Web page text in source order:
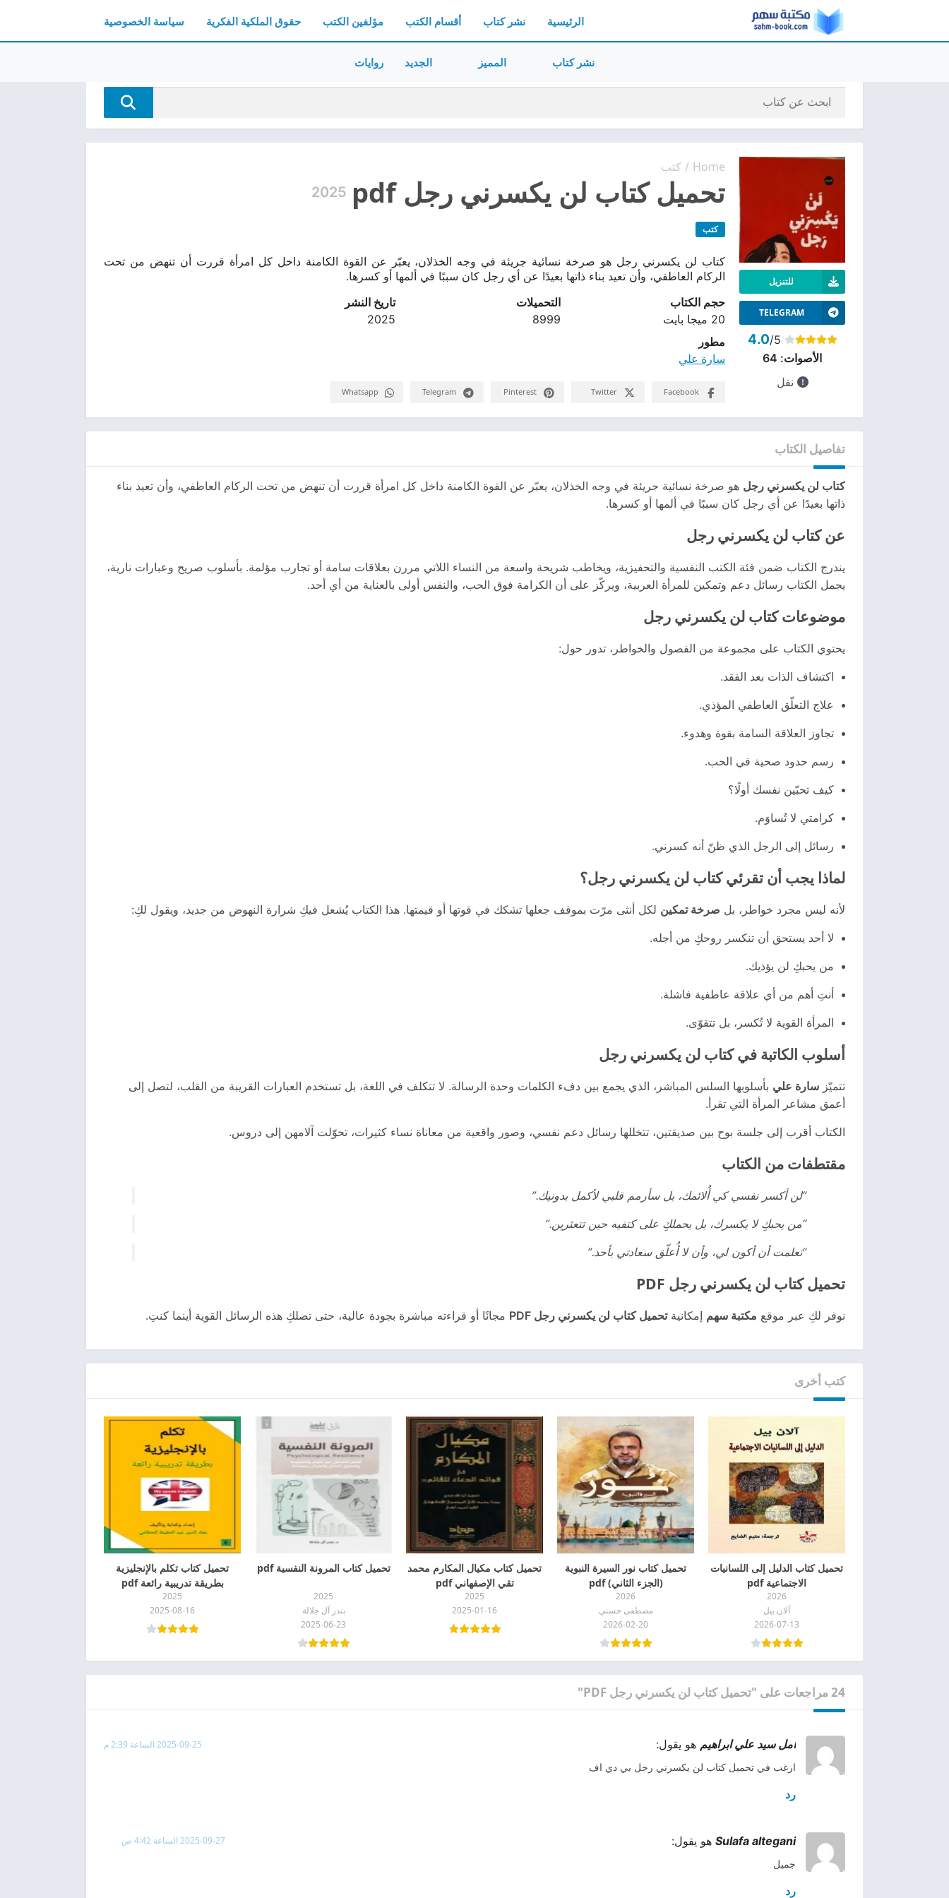
الرئيسية نشر كتاب أقسام الكتب مؤلفين الكتب حقوق الملكية الفكرية سياسة الخصوصية
نشر كتاب المميز الجديد روايات
Home
/ كتب
تحميل كتاب لن يكسرني رجل pdf 2025
كتب
كتاب لن يكسرني رجل هو صرخة نسائية جريئة في وجه الخذلان، يعبّر عن القوة الكامنة داخل كل امرأة قررت أن تنهض من تحت
الركام العاطفي، وأن تعيد بناء ذاتها بعيدًا عن أي رجل كان سببًا في ألمها أو كسرها.
للتنزيل
TELEGRAM
4.0/5
الأصوات: 64
نقل
حجم الكتاب
20 ميجا بايت
التحميلات
8999
تاريخ النشر
2025
مطور
سارة علي
Facebook
Twitter
Pinterest
Telegram
Whatsapp
تفاصيل الكتاب
كتاب لن يكسرني رجل هو صرخة نسائية جريئة في وجه الخذلان، يعبّر عن القوة الكامنة داخل كل امرأة قررت أن تنهض من تحت الركام العاطفي، وأن تعيد بناء
ذاتها بعيدًا عن أي رجل كان سببًا في ألمها أو كسرها.
عن كتاب لن يكسرني رجل
يندرج الكتاب ضمن فئة الكتب النفسية والتحفيزية، ويخاطب شريحة واسعة من النساء اللاتي مررن بعلاقات سامة أو تجارب مؤلمة. بأسلوب صريح وعبارات نارية،
يحمل الكتاب رسائل دعم وتمكين للمرأة العربية، ويركّز على أن الكرامة فوق الحب، والنفس أولى بالعناية من أي أحد.
موضوعات كتاب لن يكسرني رجل
يحتوي الكتاب على مجموعة من الفصول والخواطر، تدور حول:
اكتشاف الذات بعد الفقد.
علاج التعلّق العاطفي المؤذي.
تجاوز العلاقة السامة بقوة وهدوء.
رسم حدود صحية في الحب.
كيف تحبّين نفسك أولًا؟
كرامتي لا تُساوَم.
رسائل إلى الرجل الذي ظنّ أنه كسرني.
لماذا يجب أن تقرئي كتاب لن يكسرني رجل؟
لأنه ليس مجرد خواطر، بل صرخة تمكين لكل أنثى مرّت بموقف جعلها تشكك في قوتها أو قيمتها. هذا الكتاب يُشعل فيكِ شرارة النهوض من جديد، ويقول لكِ:
لا أحد يستحق أن تنكسر روحكِ من أجله.
من يحبكِ لن يؤذيك.
أنتِ أهم من أي علاقة عاطفية فاشلة.
المرأة القوية لا تُكسر، بل تتقوّى.
أسلوب الكاتبة في كتاب لن يكسرني رجل
تتميّز سارة علي بأسلوبها السلس المباشر، الذي يجمع بين دفء الكلمات وحدة الرسالة. لا تتكلف في اللغة، بل تستخدم العبارات القريبة من القلب، لتصل إلى
أعمق مشاعر المرأة التي تقرأ.
الكتاب أقرب إلى جلسة بوح بين صديقتين، تتخللها رسائل دعم نفسي، وصور واقعية من معاناة نساء كثيرات، تحوّلت آلامهن إلى دروس.
مقتطفات من الكتاب
“لن أكسر نفسي كي أُلائمك، بل سأرمم قلبي لأكمل بدونيك.”
“من يحبكِ لا يكسرك، بل يحملكِ على كتفيه حين تتعثرين.”
“تعلمت أن أكون لي، وأن لا أُعلّق سعادتي بأحد.”
تحميل كتاب لن يكسرني رجل PDF
نوفر لكِ عبر موقع مكتبة سهم إمكانيةتحميل كتاب لن يكسرني رجل PDF مجانًا أو قراءته مباشرة بجودة عالية، حتى تصلكِ هذه الرسائل القوية أينما كنتِ.
كتب أخرى
تحميل كتاب الدليل إلى اللسانيات
الاجتماعية pdf
2026
آلان بيل
2026-07-13
تحميل كتاب نور السيرة النبوية
(الجزء الثاني) pdf
2026
مصطفى حسني
2026-02-20
تحميل كتاب مكيال المكارم محمد
تقي الإصفهاني pdf
2025
2025-01-16
تحميل كتاب المرونة النفسية pdf
2025
بندر آل جلالة
2025-06-23
تحميل كتاب تكلم بالإنجليزية
بطريقة تدريبية رائعة pdf
2025
2025-08-16
24 مراجعات على "تحميل كتاب لن يكسرني رجل PDF"
امل سيد علي ابراهيم هو يقول:
2025-09-25 الساعة 2:39 م
ارغب في تحميل كتاب لن يكسرني رجل بي دي اف
رد
Sulafa altegani هو يقول:
2025-09-27 الساعة 4:42 ص
جميل
رد